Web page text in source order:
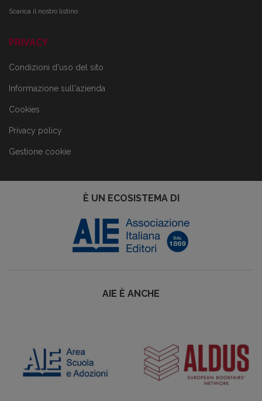
Scarica il nostro listino
PRIVACY
Condizioni d'uso del sito
Informazione sull'azienda
Cookies
Privacy policy
Gestione cookie
È UN ECOSISTEMA DI
AIE È ANCHE